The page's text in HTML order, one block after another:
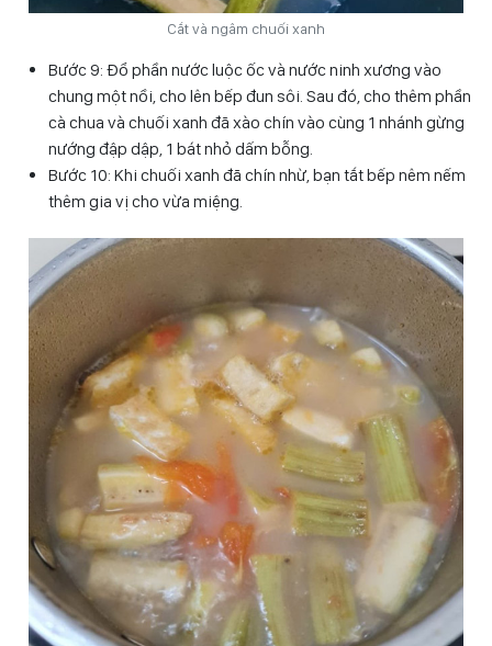
Cắt và ngâm chuối xanh
Bước 9: Đổ phần nước luộc ốc và nước ninh xương vào
chung một nồi, cho lên bếp đun sôi. Sau đó, cho thêm phần
cà chua và chuối xanh đã xào chín vào cùng 1 nhánh gừng
nướng đập dập, 1 bát nhỏ dấm bỗng.
Bước 10: Khi chuối xanh đã chín nhừ, bạn tắt bếp nêm nếm
thêm gia vị cho vừa miệng.